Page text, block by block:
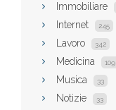
Immobiliare
Internet 245
Lavoro 342
Medicina 109
Musica 33
Notizie 33